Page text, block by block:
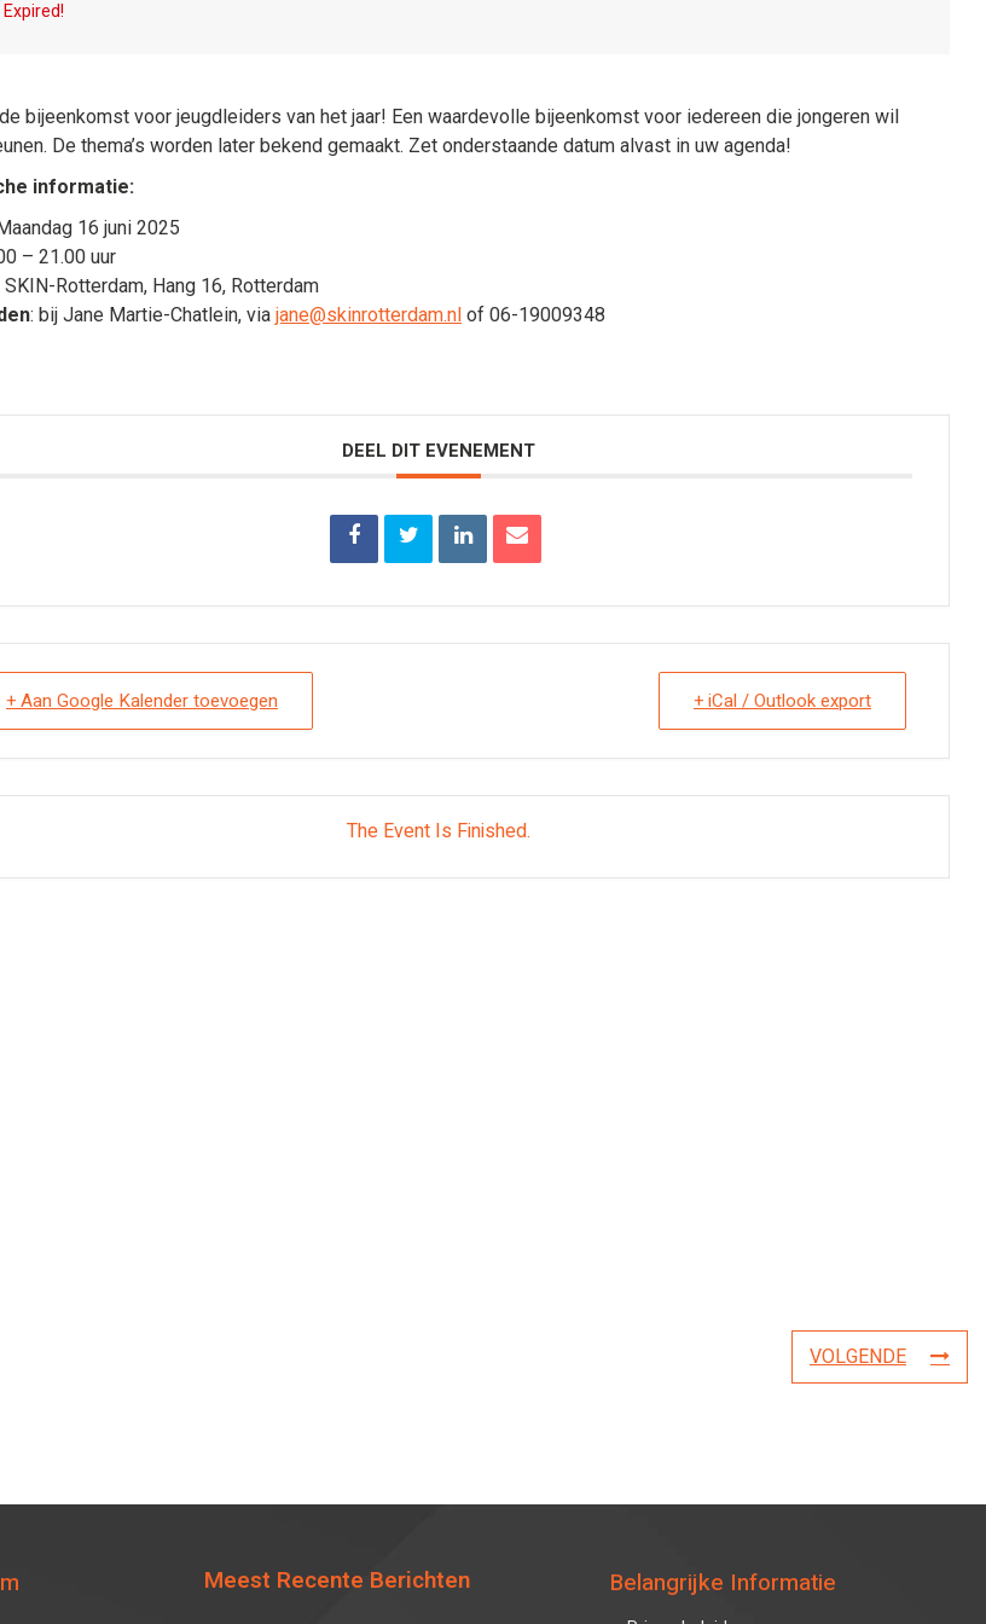
Expired!
bijeenkomst voor jeugdleiders van het jaar! Een waardevolle bijeenkomst voor iedereen die jongeren wil
De thema’s worden later bekend gemaakt. Zet onderstaande datum alvast in uw agenda!
informatie:
16 juni 2025
– 21.00 uur
SKIN-Rotterdam, Hang 16, Rotterdam
: bij Jane Martie-Chatlein, via jane@skinrotterdam.nl of 06-19009348
DEEL DIT EVENEMENT
+ Aan Google Kalender toevoegen + iCal / Outlook export
The Event Is Finished.
VOLGENDE
Meest Recente Berichten Belangrijke Informatie